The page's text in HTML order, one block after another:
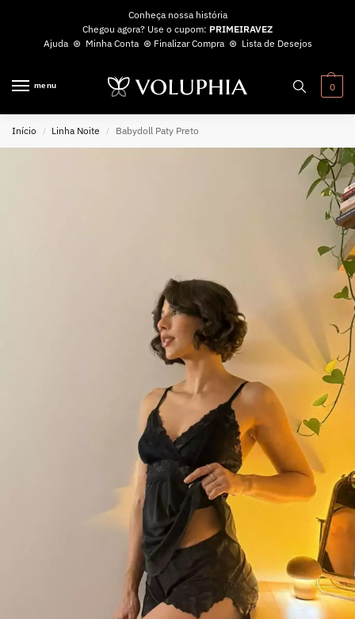
Conheça nossa história
Chegou agora? Use o cupom: PRIMEIRAVEZ
Ajuda⊛ Minha Conta⊛ Finalizar Compra⊛ Lista de Desejos
menu 0
Início / Linha Noite / Babydoll Paty Preto